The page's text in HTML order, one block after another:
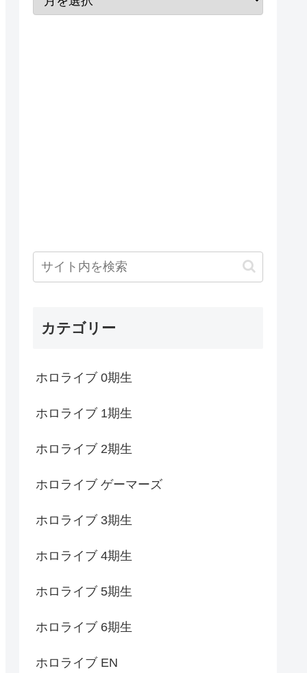
カテゴリー
ホロライブ 0期生
ホロライブ 1期生
ホロライブ 2期生
ホロライブ ゲーマーズ
ホロライブ 3期生
ホロライブ 4期生
ホロライブ 5期生
ホロライブ 6期生
ホロライブ EN